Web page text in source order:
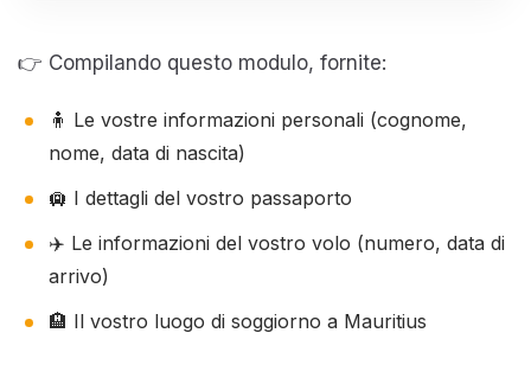
👉 Compilando questo modulo, fornite:
🧍 Le vostre informazioni personali (cognome,
nome, data di nascita)
🛄 I dettagli del vostro passaporto
✈️ Le informazioni del vostro volo (numero, data di
arrivo)
🏨 Il vostro luogo di soggiorno a Mauritius